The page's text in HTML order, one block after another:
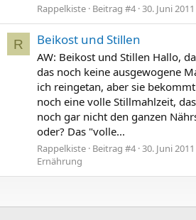
Rappelkiste Beitrag #4 30. Juni 2011
R Beikost und Stillen
AW: Beikost und Stillen Hallo,
das noch keine ausgewogene
ich reingetan, aber sie
noch eine volle Stillmahlzeit,
noch gar nicht den ganzen
oder? Das "volle...
Rappelkiste Beitrag #4 30. Juni 2011
Ernährung